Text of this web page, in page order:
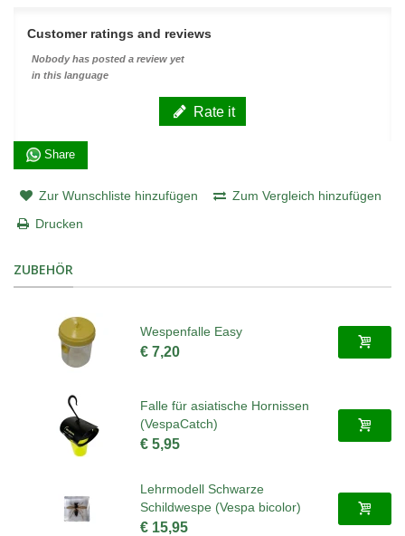
Customer ratings and reviews
Nobody has posted a review yet
in this language
Rate it
Share
Zur Wunschliste hinzufügen
Zum Vergleich hinzufügen
Drucken
ZUBEHÖR
Wespenfalle Easy
€ 7,20
Falle für asiatische Hornissen
(VespaCatch)
€ 5,95
Lehrmodell Schwarze
Schildwespe (Vespa bicolor)
€ 15,95